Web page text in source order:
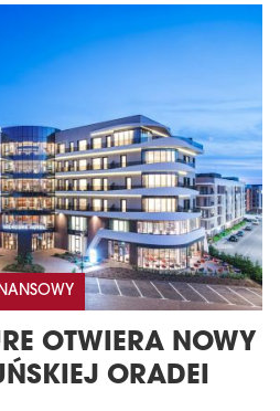
OTWIERA NOWY
ORADEI